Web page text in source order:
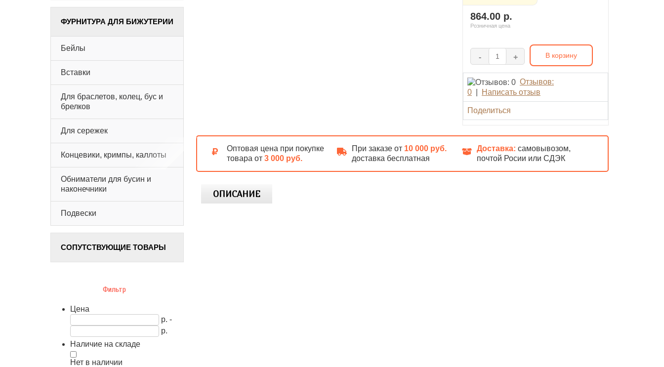
ФУРНИТУРА ДЛЯ БИЖУТЕРИИ
Бейлы
Вставки
Для браслетов, колец, бус и
брелков
Для сережек
Концевики, кримпы, каллоты
Обниматели для бусин и
наконечники
Подвески
СОПУТСТВУЮЩИЕ ТОВАРЫ
Фильтр
Цена
р. -
р.
Наличие на складе
Нет в наличии
864.00 р.
Розничная цена
- + В корзину
Отзывов:
0
Написать отзыв
Поделиться
Оптовая цена при покупке
товара от 3 000 руб.
При заказе от 10 000 руб.
доставка бесплатная
Доставка: самовывозом,
почтой Росии или СДЭК
ОПИСАНИЕ